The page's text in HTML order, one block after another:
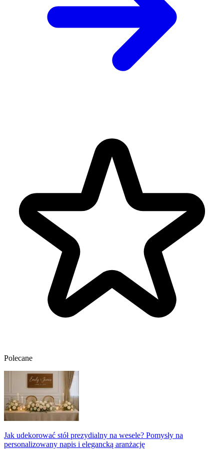
Polecane
Jak udekorować stół prezydialny na wesele? Pomysły na
personalizowany napis i elegancką aranżację